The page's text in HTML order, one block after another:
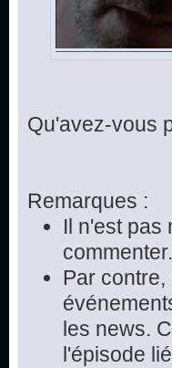
Qu'avez-vous
Remarques :
Il n'est
commenter.
Par
les news.
l'épisode